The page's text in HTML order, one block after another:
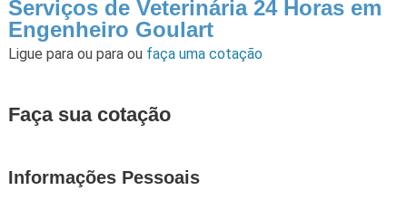
Serviços de Veterinária 24 Horas em
Engenheiro Goulart
Ligue para ou para ou faça uma cotação
Faça sua cotação
Informações Pessoais